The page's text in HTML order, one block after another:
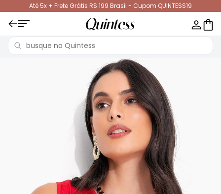
Até 5x + Frete Grátis R$ 199 Brasil - Cupom QUINTESS19